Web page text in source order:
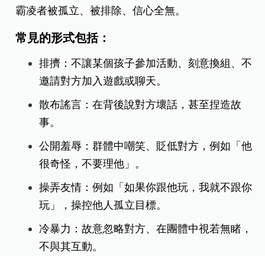
霸凌者被孤立、被排除、信心全無。
常見的形式包括：
排擠：不讓某個孩子參加活動、刻意換組、不
邀請對方加入遊戲或聊天。
散布謠言：在背後說對方壞話，甚至捏造故
事。
公開羞辱：群體中嘲笑、貶低對方，例如「他
很奇怪，不要理他」。
操弄友情：例如「如果你跟他玩，我就不跟你
玩」，操控他人孤立目標。
冷暴力：故意忽略對方、在團體中視若無睹，
不與其互動。